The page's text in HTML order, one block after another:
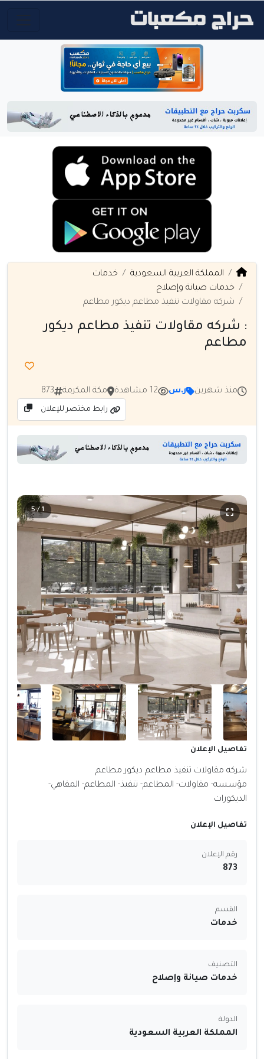
المملكة العربية السعودية
خدمات
خدمات صيانة وإصلاح
شركه مقاولات تنفيذ مطاعم ديكور مطاعم
: شركه مقاولات تنفيذ مطاعم ديكور
مطاعم
منذ شهرين ر.س 12 مشاهدة مكة المكرمة 873
رابط مختصر للإعلان
1 / 5
تفاصيل الإعلان
شركه مقاولات تنفيذ مطاعم ديكور مطاعم
مؤسسه- مقاولات- المطاعم- تنفيذ- المطاعم- المقاهي-
الديكورات
تفاصيل الإعلان
رقم الإعلان
873
القسم
خدمات
التصنيف
خدمات صيانة وإصلاح
الدولة
المملكة العربية السعودية